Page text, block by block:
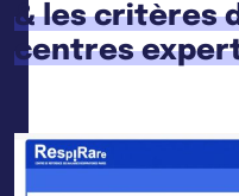
& les critères
centres